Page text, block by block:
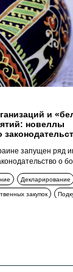
и
новеллы
запущен ряд
о
Декларирование
закупок